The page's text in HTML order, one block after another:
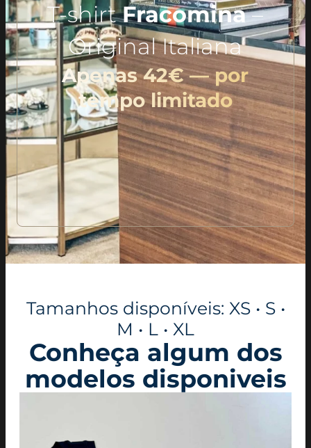
T-shirtFracomina–
Original Italiana
Apenas 42€ — por
tempo limitado
Tamanhos disponíveis: XS • S •
M • L • XL
Conheça algum dos
modelos disponiveis